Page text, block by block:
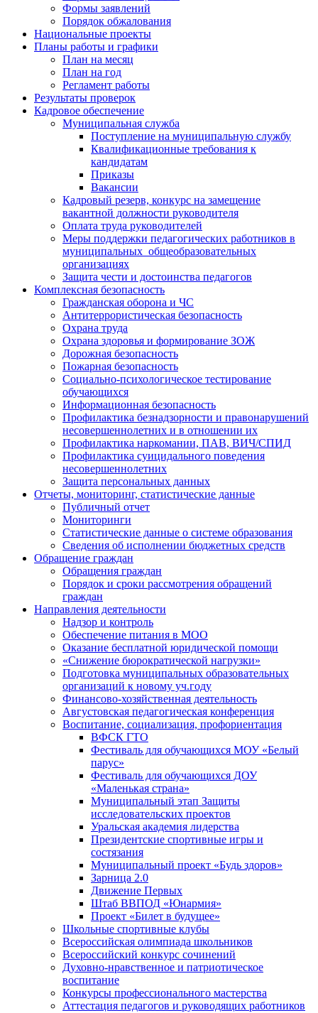
Формы заявлений
Порядок обжалования
Национальные проекты
Планы работы и графики
План на месяц
План на год
Регламент работы
Результаты проверок
Кадровое обеспечение
Муниципальная служба
Поступление на муниципальную службу
Квалификационные требования к
кандидатам
Приказы
Вакансии
Кадровый резерв, конкурс на замещение
вакантной должности руководителя
Оплата труда руководителей
Меры поддержки педагогических работников в
муниципальных общеобразовательных
организациях
Защита чести и достоинства педагогов
Комплексная безопасность
Гражданская оборона и ЧС
Антитеррористическая безопасность
Охрана труда
Охрана здоровья и формирование ЗОЖ
Дорожная безопасность
Пожарная безопасность
Социально-психологическое тестирование
обучающихся
Информационная безопасность
Профилактика безнадзорности и правонарушений
несовершеннолетних и в отношении их
Профилактика наркомании, ПАВ, ВИЧ/СПИД
Профилактика суицидального поведения
несовершеннолетних
Защита персональных данных
Отчеты, мониторинг, статистические данные
Публичный отчет
Мониторинги
Статистические данные о системе образования
Сведения об исполнении бюджетных средств
Обращение граждан
Обращения граждан
Порядок и сроки рассмотрения обращений
граждан
Направления деятельности
Надзор и контроль
Обеспечение питания в МОО
Оказание бесплатной юридической помощи
«Снижение бюрократической нагрузки»
Подготовка муниципальных образовательных
организаций к новому уч.году
Финансово-хозяйственная деятельность
Августовская педагогическая конференция
Воспитание, социализация, профориентация
ВФСК ГТО
Фестиваль для обучающихся МОУ «Белый
парус»
Фестиваль для обучающихся ДОУ
«Маленькая страна»
Муниципальный этап Защиты
исследовательских проектов
Уральская академия лидерства
Президентские спортивные игры и
состязания
Муниципальный проект «Будь здоров»
Зарница 2.0
Движение Первых
Штаб ВВПОД «Юнармия»
Проект «Билет в будущее»
Школьные спортивные клубы
Всероссийская олимпиада школьников
Всероссийский конкурс сочинений
Духовно-нравственное и патриотическое
воспитание
Конкурсы профессионального мастерства
Аттестация педагогов и руководящих работников